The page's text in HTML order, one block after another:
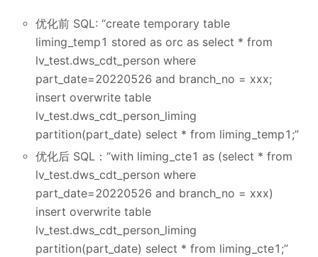
优化前 SQL: “create temporary table
liming_temp1 stored as orc as select * from
lv_test.dws_cdt_person where
part_date=20220526 and branch_no = xxx;
insert overwrite table
lv_test.dws_cdt_person_liming
partition(part_date) select * from liming_temp1;”
优化后 SQL：“with liming_cte1 as (select * from
lv_test.dws_cdt_person where
part_date=20220526 and branch_no = xxx)
insert overwrite table
lv_test.dws_cdt_person_liming
partition(part_date) select * from liming_cte1;”